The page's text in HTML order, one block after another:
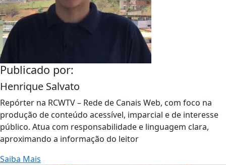
Publicado por:
Henrique Salvato
Repórter na RCWTV – Rede de Canais Web, com foco na
produção de conteúdo acessível, imparcial e de interesse
público. Atua com responsabilidade e linguagem clara,
aproximando a informação do leitor
Saiba Mais